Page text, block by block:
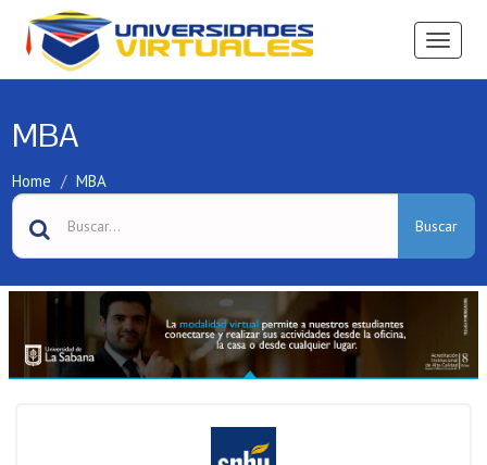
Ver
MBA
Home MBA
Buscar